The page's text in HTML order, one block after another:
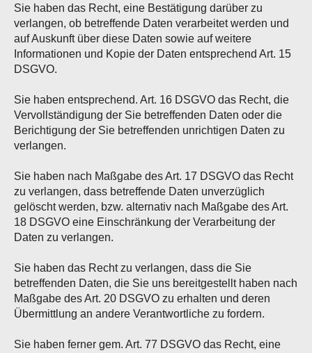
Sie haben das Recht, eine Bestätigung darüber zu
verlangen, ob betreffende Daten verarbeitet werden und
auf Auskunft über diese Daten sowie auf weitere
Informationen und Kopie der Daten entsprechend Art. 15
DSGVO.
Sie haben entsprechend. Art. 16 DSGVO das Recht, die
Vervollständigung der Sie betreffenden Daten oder die
Berichtigung der Sie betreffenden unrichtigen Daten zu
verlangen.
Sie haben nach Maßgabe des Art. 17 DSGVO das Recht
zu verlangen, dass betreffende Daten unverzüglich
gelöscht werden, bzw. alternativ nach Maßgabe des Art.
18 DSGVO eine Einschränkung der Verarbeitung der
Daten zu verlangen.
Sie haben das Recht zu verlangen, dass die Sie
betreffenden Daten, die Sie uns bereitgestellt haben nach
Maßgabe des Art. 20 DSGVO zu erhalten und deren
Übermittlung an andere Verantwortliche zu fordern.
Sie haben ferner gem. Art. 77 DSGVO das Recht, eine